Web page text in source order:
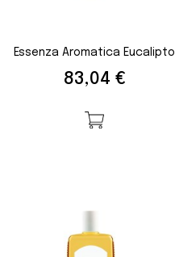
Essenza Aromatica Eucalipto
Prezzo
83,04 €